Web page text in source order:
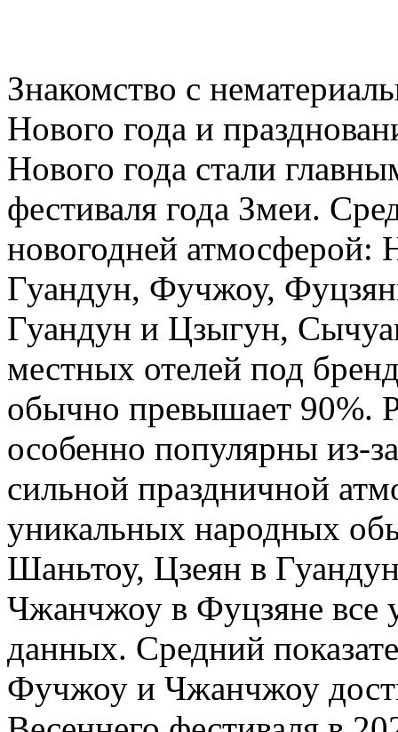
Знакомство с
Нового года и
Нового года стали
фестиваля года Змеи.
новогодней атмосферой:
Гуандун, Фучжоу,
Гуандун и Цзыгун,
местных отелей под
обычно превышает 90%.
особенно популярны из-
сильной праздничной
уникальных народных
Шаньтоу, Цзеян в
Чжанчжоу в Фуцзяне все
данных. Средний
Фучжоу и Чжанчжоу